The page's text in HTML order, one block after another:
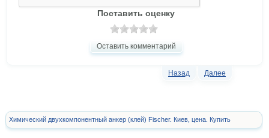
Поставить оценку
Оставить комментарий
Назад Далее
Химический двухкомпонентный анкер (клей) Fischer. Киев, цена. Купить